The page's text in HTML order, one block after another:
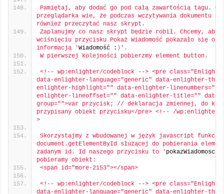
Pamiętaj, aby dodać go pod całą zawartością tagu.
przeglądarka wie, że podczas wczytywania dokumentu
również przeczytać nasz skrypt.
Zaplanujmy co nasz skrypt będzie robił. Chcemy, aby
wciśnięciu przycisku Pokaż Wiadomość pokazało się
informacją 'Wiadomość : ) '.
W pierwszej kolejności pobierzmy element button.
<!-- wp:enlighter/codeblock --> <pre
data-enlighter-language="generic" data-enlighter-
enlighter-highlight="" data-enlighter-linenumbers=""
enlighter-lineoffset="" data-enlighter-title="" data-
group="">var przycisk; // deklaracja zmiennej, do
przypisany obiekt przycisku</pre> <!-- /wp:enlighter/
>
Skorzystajmy z wbudowanej w język javascript funkcji
document.getElementById służącej do pobierania
zadanym id. Id naszego przycisku to ' pokazWiadomosc
pobieramy obiekt:
<span id="more-2153"></span>
<!-- wp:enlighter/codeblock --> <pre
data-enlighter-language="generic" data-enlighter-